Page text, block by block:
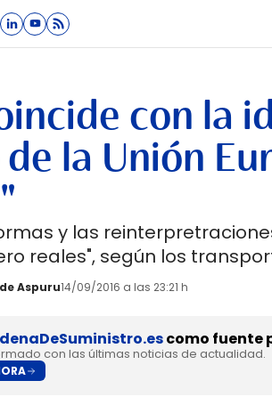
INTRALOGÍSTICA CARRETERA
con la
la Unión
y las
reales", según los
Aspuru14/09/2016 a las 23:21 h
como fuente
con las últimas noticias de actualidad.